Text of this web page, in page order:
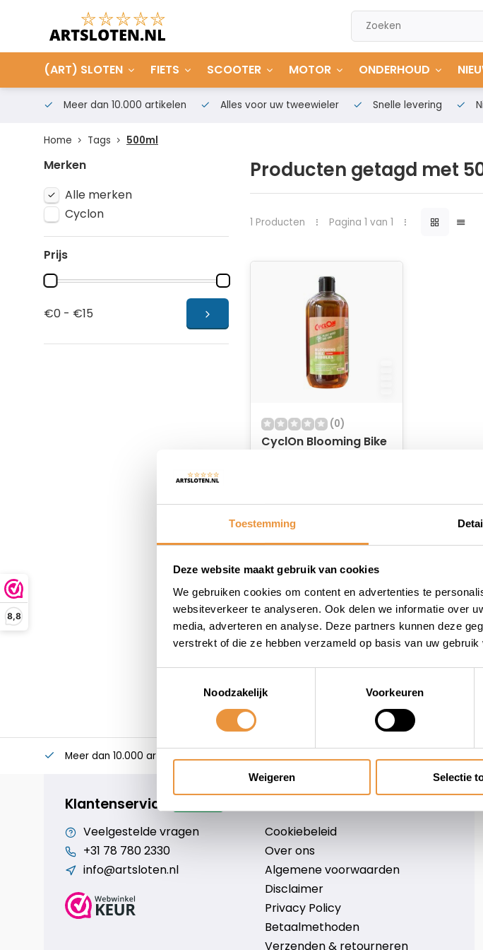
Toestemming
Deze website maakt gebruik van cookies
We gebruiken cookies om content en advertenties te
websiteverkeer te analyseren. Ook delen we informatie over
media, adverteren en analyse. Deze partners kunnen deze
verstrekt of die ze hebben verzameld op basis van uw
Noodzakelijk
Voorkeuren
Weigeren Selectie
8,8
(ART) SLOTEN FIETS SCOOTER MOTOR ONDERHOUD
Meer dan 10.000 artikelen Alles voor uw tweewieler Snelle levering
Home Tags 500ml
Merken
Alle merken
Cyclon
Prijs
€0 - €15
Producten getagd met
1 Producten Pagina 1 van 1
(0)
CyclOn Blooming Bike
12,95
Meer dan 10.000 artikelen Alles voor uw tweewieler Snelle levering
Klantenservice
Veelgestelde vragen
+31 78 780 2330
info@artsloten.nl
Cookiebeleid
Over ons
Algemene voorwaarden
Disclaimer
Privacy Policy
Betaalmethoden
Verzenden & retourneren